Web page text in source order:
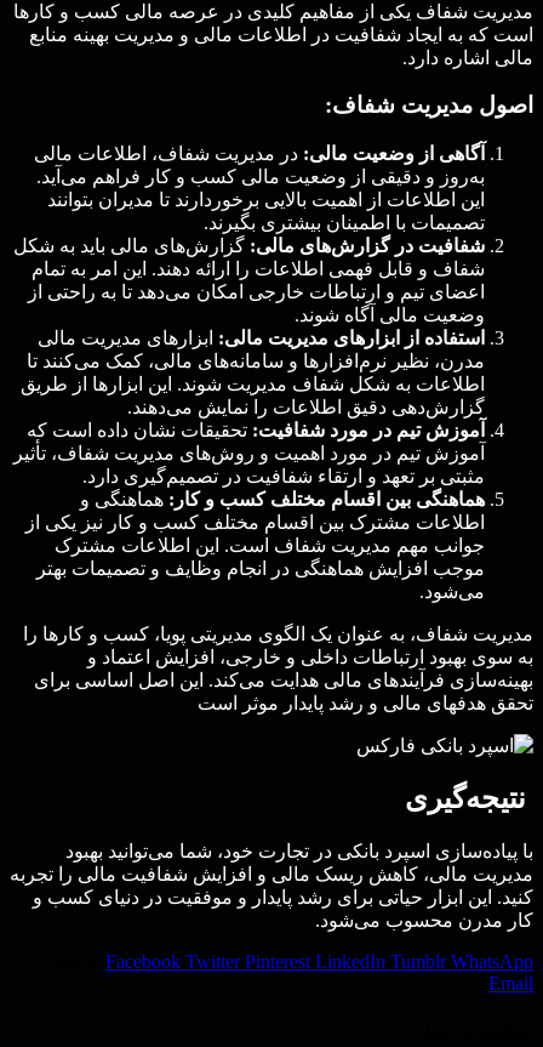
مدیریت شفاف یکی از مفاهیم کلیدی در عرصه مالی کسب و کارها
است که به ایجاد شفافیت در اطلاعات مالی و مدیریت بهینه منابع
مالی اشاره دارد.
اصول مدیریت شفاف:
آگاهی از وضعیت مالی: در مدیریت شفاف، اطلاعات مالی
به‌روز و دقیقی از وضعیت مالی کسب و کار فراهم می‌آید.
این اطلاعات از اهمیت بالایی برخوردارند تا مدیران بتوانند
تصمیمات با اطمینان بیشتری بگیرند.
شفافیت در گزارش‌های مالی: گزارش‌های مالی باید به شکل
شفاف و قابل فهمی اطلاعات را ارائه دهند. این امر به تمام
اعضای تیم و ارتباطات خارجی امکان می‌دهد تا به راحتی از
وضعیت مالی آگاه شوند.
استفاده از ابزارهای مدیریت مالی: ابزارهای مدیریت مالی
مدرن، نظیر نرم‌افزارها و سامانه‌های مالی، کمک می‌کنند تا
اطلاعات به شکل شفاف مدیریت شوند. این ابزارها از طریق
گزارش‌دهی دقیق اطلاعات را نمایش می‌دهند.
آموزش تیم در مورد شفافیت: تحقیقات نشان داده است که
آموزش تیم در مورد اهمیت و روش‌های مدیریت شفاف، تأثیر
مثبتی بر تعهد و ارتقاء شفافیت در تصمیم‌گیری دارد.
هماهنگی بین اقسام مختلف کسب و کار: هماهنگی و
اطلاعات مشترک بین اقسام مختلف کسب و کار نیز یکی از
جوانب مهم مدیریت شفاف است. این اطلاعات مشترک
موجب افزایش هماهنگی در انجام وظایف و تصمیمات بهتر
می‌شود.
مدیریت شفاف، به عنوان یک الگوی مدیریتی پویا، کسب و کارها را
به سوی بهبود ارتباطات داخلی و خارجی، افزایش اعتماد و
بهینه‌سازی فرآیندهای مالی هدایت می‌کند. این اصل اساسی برای
تحقق هدفهای مالی و رشد پایدار موثر است
نتیجه‌گیری
با پیاده‌سازی اسپرد بانکی در تجارت خود، شما می‌توانید بهبود
مدیریت مالی، کاهش ریسک مالی و افزایش شفافیت مالی را تجربه
کنید. این ابزار حیاتی برای رشد پایدار و موفقیت در دنیای کسب و
کار مدرن محسوب می‌شود.
Facebook Twitter Pinterest LinkedIn Tumblr WhatsApp
Email